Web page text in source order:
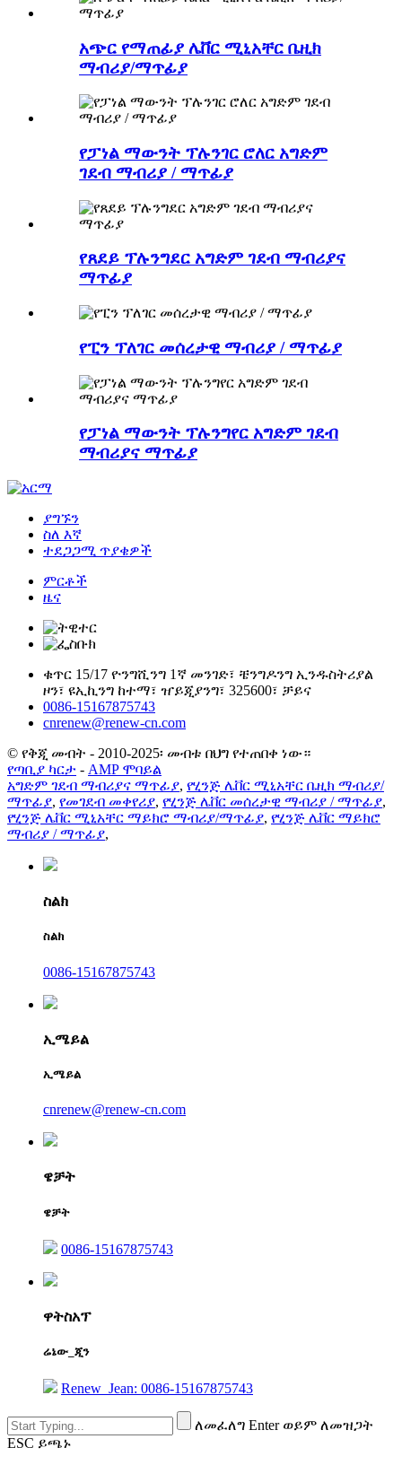
አጭር የማጠፊያ ሌቨር ሚኒአቸር ቤዚክ
ማብሪያ/ማጥፊያ
የፓነል ማውንት ፕሉንገር ሮለር አግድም
ገደብ ማብሪያ / ማጥፊያ
የጸደይ ፕሉንግደር አግድም ገደብ ማብሪያና
ማጥፊያ
የፒን ፕለገር መሰረታዊ ማብሪያ / ማጥፊያ
የፓነል ማውንት ፕሉንግየር አግድም ገደብ
ማብሪያና ማጥፊያ
ያግኙን
ስለ እኛ
ተደጋጋሚ ጥያቄዎች
ምርቶች
ዜና
ቁጥር 15/17 ዮንግሺንግ 1ኛ መንገድ፣ ቼንግዶንግ ኢንዱስትሪያል
ዞን፣ ዩኢኪንግ ከተማ፣ ዠይጂያንግ፣ 325600፣ ቻይና
0086-15167875743
cnrenew@renew-cn.com
© የቅጂ መብት - 2010-2025፡ መብቱ በህግ የተጠበቀ ነው።
የጣቢያ ካርታ - AMP ሞባይል
አግድም ገደብ ማብሪያና ማጥፊያ, የሂንጅ ሌቨር ሚኒአቸር ቤዚክ ማብሪያ/
ማጥፊያ, የመገደብ መቀየሪያ, የሂንጅ ሌቨር መሰረታዊ ማብሪያ / ማጥፊያ,
የሂንጅ ሌቨር ሚኒአቸር ማይክሮ ማብሪያ/ማጥፊያ, የሂንጅ ሌቨር ማይክሮ
ማብሪያ / ማጥፊያ,
ስልክ
ስልክ
0086-15167875743
ኢሜይል
ኢሜይል
cnrenew@renew-cn.com
ዌቻት
ዌቻት
0086-15167875743
ዋትስአፕ
ሬኔው_ጂን
Renew_Jean: 0086-15167875743
ለመፈለግ Enter ወይም ለመዝጋት
ESC ይጫኑ